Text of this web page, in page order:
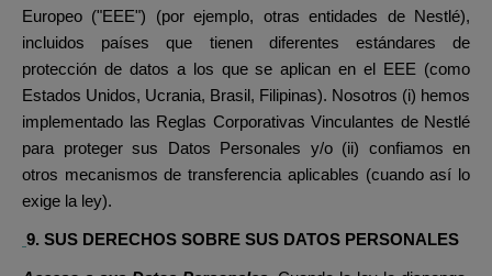
Europeo ("EEE") (por ejemplo, otras entidades de Nestlé),
incluidos países que tienen diferentes estándares de
protección de datos a los que se aplican en el EEE (como
Estados Unidos, Ucrania, Brasil, Filipinas). Nosotros (i) hemos
implementado las Reglas Corporativas Vinculantes de Nestlé
para proteger sus Datos Personales y/o (ii) confiamos en
otros mecanismos de transferencia aplicables (cuando así lo
exige la ley).
9. SUS DERECHOS SOBRE SUS DATOS PERSONALES